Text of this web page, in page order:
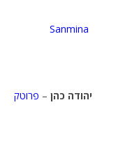
יהודה כהן – פרוטק